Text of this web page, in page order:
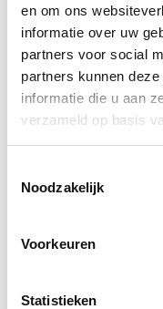
en om ons
informatie over uw
partners voor social
partners kunnen
informatie die u aan
verzameld op basis
Noodzakelijk
Voorkeuren
Statistieken
Landelijke
lager)
07 december 2025­ - ­07
Landelijke Klasse -